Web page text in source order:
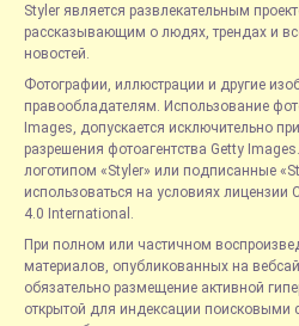
Styler является развлекательным
рассказывающим о людях, трендах и
новостей.
Фотографии, иллюстрации и другие
правообладателям. Использование
Images, допускается исключительно
разрешения фотоагентства Getty
логотипом «Styler» или подписанные
использоваться на условиях
4.0 International.
При полном или частичном
материалов, опубликованных на
обязательно размещение активной
открытой для индексации поисковыми